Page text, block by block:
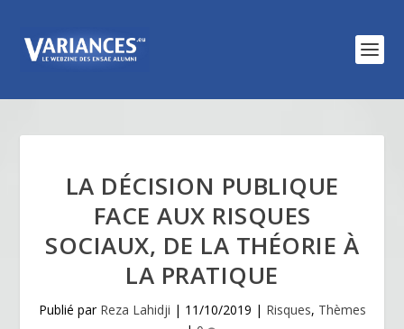
LA DÉCISION PUBLIQUE
FACE AUX RISQUES
SOCIAUX, DE LA THÉORIE À
LA PRATIQUE
Publié par Reza Lahidji | 11/10/2019 | Risques, Thèmes